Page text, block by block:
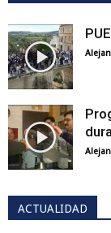
ACTUALIDAD